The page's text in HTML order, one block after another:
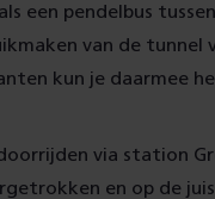
een pendelbus
van de tunnel
kun je daarmee
via station
en op de